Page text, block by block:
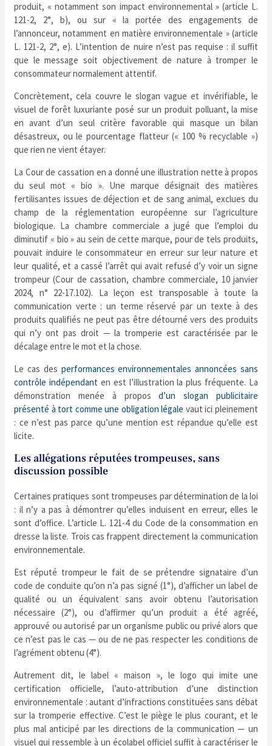
produit, « notamment son impact environnemental » (article L.
121-2, 2°, b), ou sur « la portée des engagements de
l’annonceur, notamment en matière environnementale » (article
L. 121-2, 2°, e). L’intention de nuire n’est pas requise : il suffit
que le message soit objectivement de nature à tromper le
consommateur normalement attentif.
Concrètement, cela couvre le slogan vague et invérifiable, le
visuel de forêt luxuriante posé sur un produit polluant, la mise
en avant d’un seul critère favorable qui masque un bilan
désastreux, ou le pourcentage flatteur (« 100 % recyclable »)
que rien ne vient étayer.
La Cour de cassation en a donné une illustration nette à propos
du seul mot « bio ». Une marque désignait des matières
fertilisantes issues de déjection et de sang animal, exclues du
champ de la réglementation européenne sur l’agriculture
biologique. La chambre commerciale a jugé que l’emploi du
diminutif « bio » au sein de cette marque, pour de tels produits,
pouvait induire le consommateur en erreur sur leur nature et
leur qualité, et a cassé l’arrêt qui avait refusé d’y voir un signe
trompeur (Cour de cassation, chambre commerciale, 10 janvier
2024, n° 22-17.102). La leçon est transposable à toute la
communication verte : un terme réservé par un texte à des
produits qualifiés ne peut pas être détourné vers des produits
qui n’y ont pas droit — la tromperie est caractérisée par le
décalage entre le mot et la chose.
Le cas des performances environnementales annoncées sans
contrôle indépendanten est l’illustration la plus fréquente. La
démonstration menée à proposd’un slogan publicitaire
présenté à tort comme une obligation légale vaut ici pleinement
: ce n’est pas parce qu’une mention est répandue qu’elle est
licite.
Les allégations réputées trompeuses, sans
discussion possible
Certaines pratiques sont trompeuses par détermination de la loi
: il n’y a pas à démontrer qu’elles induisent en erreur, elles le
sont d’office. L’article L. 121-4 du Code de la consommation en
dresse la liste. Trois cas frappent directement la communication
environnementale.
Est réputé trompeur le fait de se prétendre signataire d’un
code de conduite qu’on n’a pas signé (1°), d’afficher un label de
qualité ou un équivalent sans avoir obtenu l’autorisation
nécessaire (2°), ou d’affirmer qu’un produit a été agréé,
approuvé ou autorisé par un organisme public ou privé alors que
ce n’est pas le cas — ou de ne pas respecter les conditions de
l’agrément obtenu (4°).
Autrement dit, le label « maison », le logo qui imite une
certification officielle, l’auto-attribution d’une distinction
environnementale : autant d’infractions constituées sans débat
sur la tromperie effective. C’est le piège le plus courant, et le
plus mal anticipé par les directions de la communication — un
visuel qui ressemble à un écolabel officiel suffit à caractériser le